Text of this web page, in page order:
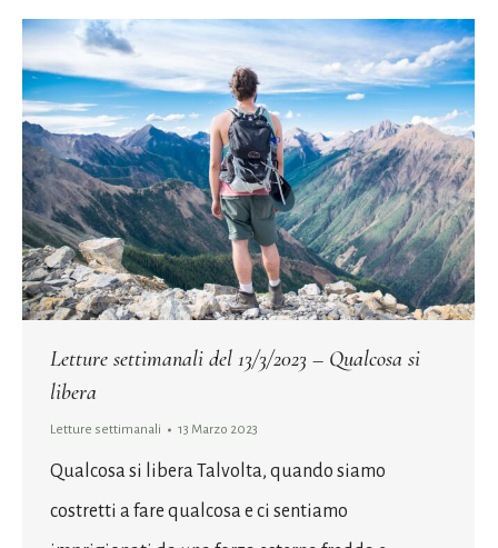
Letture settimanali del 13/3/2023 – Qualcosa si
libera
Letture settimanali 13 Marzo 2023
Qualcosa si libera Talvolta, quando siamo
costretti a fare qualcosa e ci sentiamo